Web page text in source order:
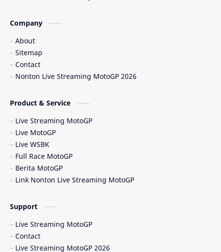
Berita Balap
Berita MotoGP Terbaru Berita Viral
Bos Ducati
British GP
Brno
Buriram
Catalunya GP 2026
Company
About
Sitemap
Contact
Nonton Live Streaming MotoGP 2026
Product & Service
Live Streaming MotoGP
Live MotoGP
Live WSBK
Full Race MotoGP
Berita MotoGP
Link Nonton Live Streaming MotoGP
Support
Live Streaming MotoGP
Contact
Live Streaming MotoGP 2026